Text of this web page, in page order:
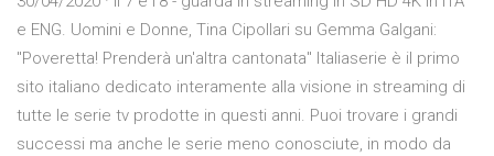
e ENG. Uomini e Donne, Tina Cipollari su Gemma Galgani:
"Poveretta! Prenderà un'altra cantonata" Italiaserie è il primo
sito italiano dedicato interamente alla visione in streaming di
tutte le serie tv prodotte in questi anni. Puoi trovare i grandi
successi ma anche le serie meno conosciute, in modo da